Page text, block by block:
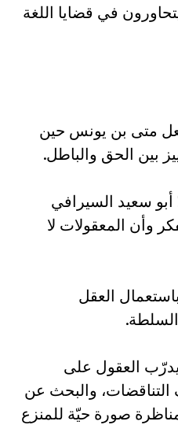
في قضايا اللغة
متى بن يونس حين
بين الحق والباطل.
أبو سعيد السيرافي
وأن المعقولات لا
العقل
السلطة.
العقول على
التناقضات، والبحث عن
صورة حيّة للمنزع